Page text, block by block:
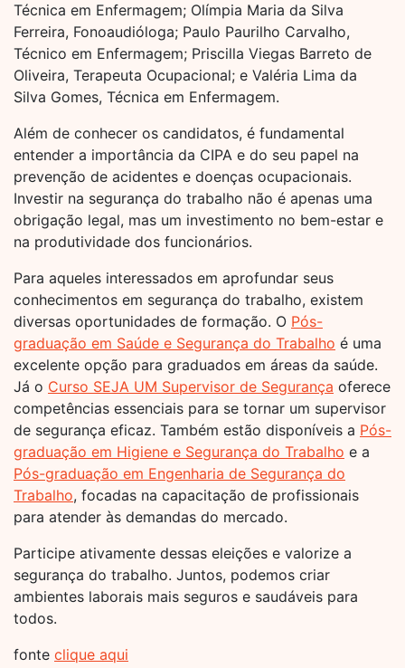
Técnica em Enfermagem; Olímpia Maria da Silva
Ferreira, Fonoaudióloga; Paulo Paurilho Carvalho,
Técnico em Enfermagem; Priscilla Viegas Barreto de
Oliveira, Terapeuta Ocupacional; e Valéria Lima da
Silva Gomes, Técnica em Enfermagem.
Além de conhecer os candidatos, é fundamental
entender a importância da CIPA e do seu papel na
prevenção de acidentes e doenças ocupacionais.
Investir na segurança do trabalho não é apenas uma
obrigação legal, mas um investimento no bem-estar e
na produtividade dos funcionários.
Para aqueles interessados em aprofundar seus
conhecimentos em segurança do trabalho, existem
diversas oportunidades de formação. O Pós-
graduação em Saúde e Segurança do Trabalho é uma
excelente opção para graduados em áreas da saúde.
Já o Curso SEJA UM Supervisor de Segurança oferece
competências essenciais para se tornar um supervisor
de segurança eficaz. Também estão disponíveis a Pós-
graduação em Higiene e Segurança do Trabalho e a
Pós-graduação em Engenharia de Segurança do
Trabalho, focadas na capacitação de profissionais
para atender às demandas do mercado.
Participe ativamente dessas eleições e valorize a
segurança do trabalho. Juntos, podemos criar
ambientes laborais mais seguros e saudáveis para
todos.
fonte clique aqui